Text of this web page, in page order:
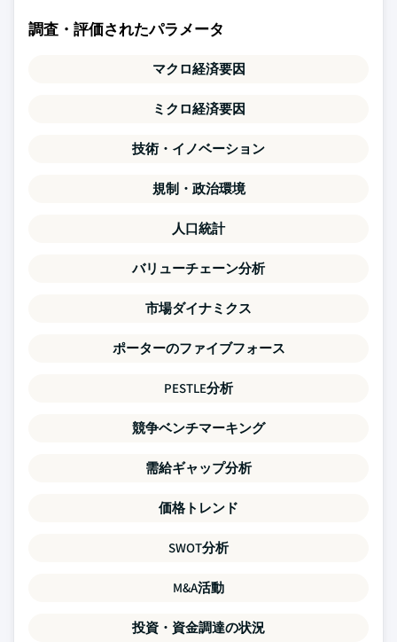
調査・評価されたパラメータ
マクロ経済要因
ミクロ経済要因
技術・イノベーション
規制・政治環境
人口統計
バリューチェーン分析
市場ダイナミクス
ポーターのファイブフォース
PESTLE分析
競争ベンチマーキング
需給ギャップ分析
価格トレンド
SWOT分析
M&A活動
投資・資金調達の状況